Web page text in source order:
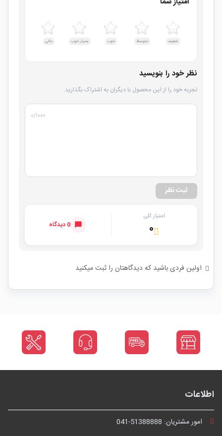
ضعیف متوسط خوب بسیار خوب عالی
نظر خود را بنویسید
تجربه خود را از این محصول با دیگران به اشتراک بگذارید.
۰/۱۰۰۰
ثبت نظر
امتیاز کلی
۰ 0 دیدگاه
اولین فردی باشید که دیدگاهتان را ثبت میکنید
اطلاعات
امور مشتریان: 041-51388888